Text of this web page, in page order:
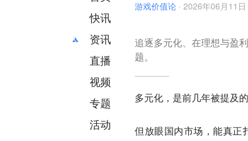
快讯
资讯
推荐
财经
项目推荐
安徽
直播
视频
专题
活动
游戏价值论 · 2026年06月11
追逐多元化、在理想与盈
题。
多元化，是前几年被提及的
但放眼国内市场，能真正